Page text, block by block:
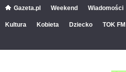
Gazeta.pl Weekend Wiadomości
Kultura Kobieta Dziecko TOK FM